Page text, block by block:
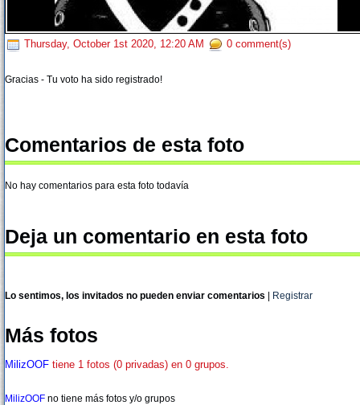
Thursday, October 1st 2020, 12:20 AM 0 comment(s)
Gracias - Tu voto ha sido registrado!
Comentarios de esta foto
No hay comentarios para esta foto todavía
Deja un comentario en esta foto
Lo sentimos, los invitados no pueden enviar comentarios Registrar
Más fotos
MilizOOF tiene 1 fotos (0 privadas) en 0 grupos.
MilizOOF no tiene más fotos y/o grupos